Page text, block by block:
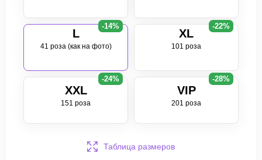
L
41 роза (как на фото)
-14%
XL
101 роза
-22%
XXL
151 роза
-24%
VIP
201 роза
-28%
Таблица размеров